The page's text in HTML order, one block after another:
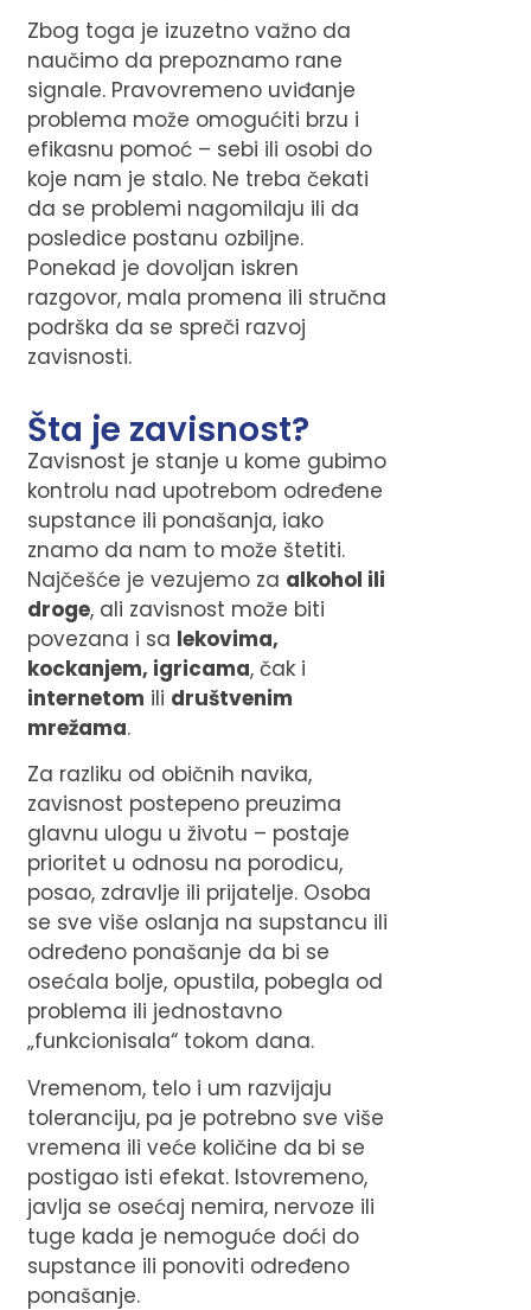
Zbog toga je izuzetno važno da
naučimo da prepoznamo rane
signale. Pravovremeno uviđanje
problema može omogućiti brzu i
efikasnu pomoć – sebi ili osobi do
koje nam je stalo. Ne treba čekati
da se problemi nagomilaju ili da
posledice postanu ozbiljne.
Ponekad je dovoljan iskren
razgovor, mala promena ili stručna
podrška da se spreči razvoj
zavisnosti.
Šta je zavisnost?
Zavisnost je stanje u kome gubimo
kontrolu nad upotrebom određene
supstance ili ponašanja, iako
znamo da nam to može štetiti.
Najčešće je vezujemo za alkohol ili
droge, ali zavisnost može biti
povezana i sa lekovima,
kockanjem, igricama, čak i
internetom ili društvenim
mrežama.
Za razliku od običnih navika,
zavisnost postepeno preuzima
glavnu ulogu u životu – postaje
prioritet u odnosu na porodicu,
posao, zdravlje ili prijatelje. Osoba
se sve više oslanja na supstancu ili
određeno ponašanje da bi se
osećala bolje, opustila, pobegla od
problema ili jednostavno
„funkcionisala“ tokom dana.
Vremenom, telo i um razvijaju
toleranciju, pa je potrebno sve više
vremena ili veće količine da bi se
postigao isti efekat. Istovremeno,
javlja se osećaj nemira, nervoze ili
tuge kada je nemoguće doći do
supstance ili ponoviti određeno
ponašanje.